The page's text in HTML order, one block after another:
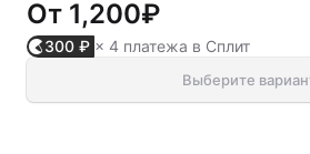
От 1,200₽
300 ₽ × 4 платежа в Сплит
Выберите